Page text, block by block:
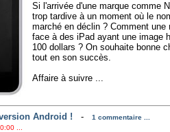
Si l'arrivée d'une marque comme
trop tardive à un moment où le
marché en déclin ? Comment
face à des iPad ayant une image
100 dollars ? On souhaite bonne
tout en son succès.
Affaire à suivre ...
Android ! -
1 commentaire ...
...